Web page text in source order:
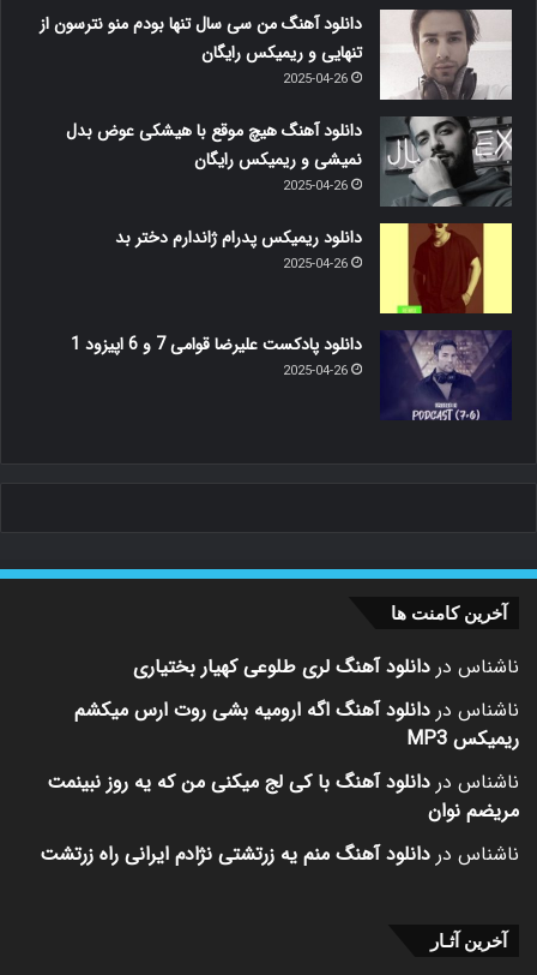
دانلود آهنگ من سی سال تنها بودم منو نترسون از
تنهایی و ریمیکس رایگان
2025-04-26
دانلود آهنگ هیچ موقع با هیشکی عوض بدل
نمیشی و ریمیکس رایگان
2025-04-26
دانلود ریمیکس پدرام ژاندارم دختر بد
2025-04-26
دانلود پادکست علیرضا قوامی 7 و 6 اپیزود 1
2025-04-26
آخرین کامنت ها
ناشناس در دانلود آهنگ لری طلوعی کهیار بختیاری
ناشناس در دانلود آهنگ اگه ارومیه بشی روت ارس میکشم
ریمیکس MP3
ناشناس در دانلود آهنگ با کی لج میکنی من که یه روز نبینمت
مریضم نوان
ناشناس در دانلود آهنگ منم یه زرتشتی نژادم ایرانی راه زرتشت
آخرین آثـار